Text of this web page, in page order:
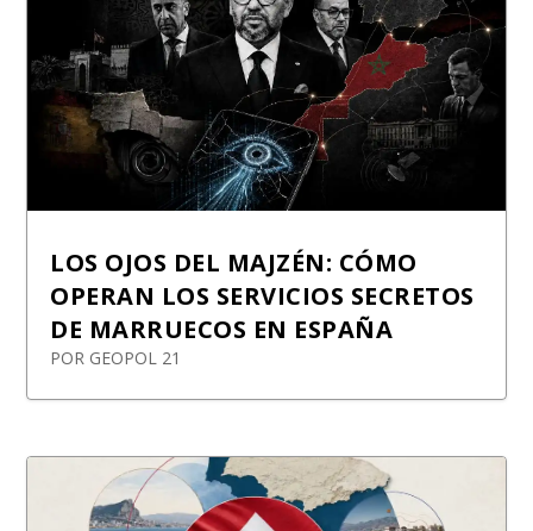
LOS OJOS DEL MAJZÉN: CÓMO
OPERAN LOS SERVICIOS SECRETOS
DE MARRUECOS EN ESPAÑA
POR GEOPOL 21